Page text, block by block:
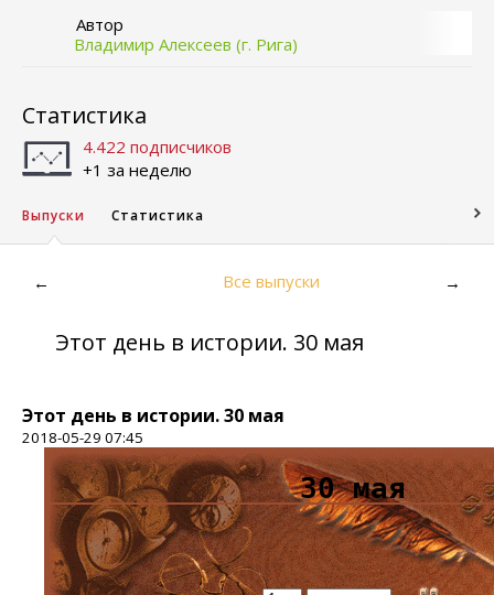
Автор
Владимир Алексеев (г. Рига)
Статистика
4.422 подписчиков
+1 за неделю
Выпуски Статистика
← Все выпуски →
Этот день в истории. 30 мая
Этот день в истории. 30 мая
2018-05-29 07:45
30 мая